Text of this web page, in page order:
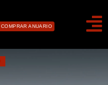
COMPRAR ANUARIO